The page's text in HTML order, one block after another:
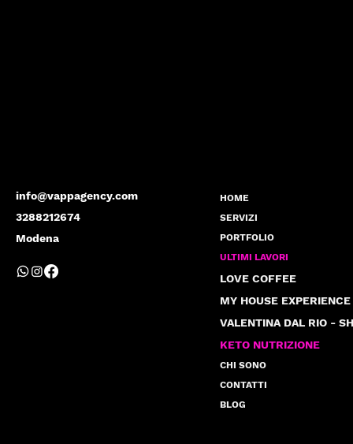
info@vappagency.com
3288212674
Modena
HOME
SERVIZI
PORTFOLIO
ULTIMI LAVORI
LOVE COFFEE
MY HOUSE EXPERIENCE
KETO NUTRIZIONE
CHI SONO
CONTATTI
BLOG